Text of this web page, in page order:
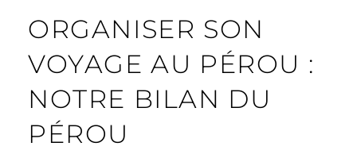
ORGANISER SON
VOYAGE AU PÉROU :
NOTRE BILAN DU
PÉROU